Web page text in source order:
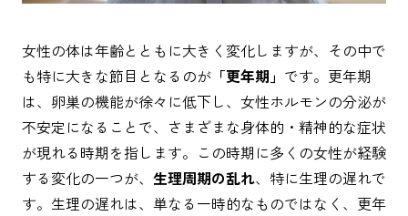
女性の体は年齢とともに大きく変化しますが、その中で
も特に大きな節目となるのが 「更年期」 です。更年期
は、卵巣の機能が徐々に低下し、女性ホルモンの分泌が
不安定になることで、さまざまな身体的・精神的な症状
が現れる時期を指します。この時期に多くの女性が経験
する変化の一つが、 生理周期の乱れ、特に生理の遅れで
す。生理の遅れは、単なる一時的なものではなく、更年